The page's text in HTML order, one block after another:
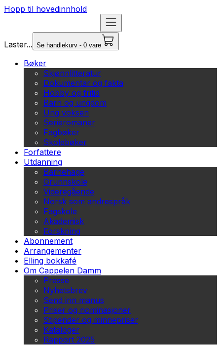
Hopp til hovedinnhold
Laster... Se handlekurv - 0 vare
Bøker
Skjønnlitteratur
Dokumentar og fakta
Hobby og fritid
Barn og ungdom
Ung voksen
Serieromaner
Fagbøker
Skolebøker
Forfattere
Utdanning
Barnehage
Grunnskole
Videregående
Norsk som andrespråk
Fagskole
Akademisk
Forskning
Abonnement
Arrangementer
Elling bokkafé
Om Cappelen Damm
Presse
Nyhetsbrev
Send inn manus
Priser og nominasjoner
Stipender og minnepriser
Kataloger
Rapport 2025